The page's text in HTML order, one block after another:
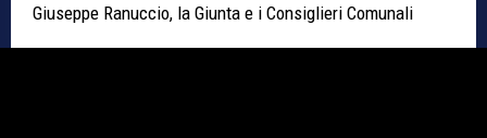
Giuseppe Ranuccio, la Giunta e i Consiglieri Comunali